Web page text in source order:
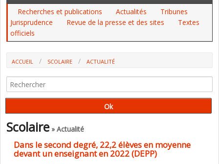
Recherches et publications Actualités
Tribunes
Jurisprudence
Revue de la presse et des sites
Textes
officiels
ACCUEIL SCOLAIRE
ACTUALITÉ
ENSEIGNANT EN 2022 (DEPP)
Scolaire» Actualité
Dans le second degré, 22,2 élèves en moyenne
devant un enseignant en 2022 (DEPP)